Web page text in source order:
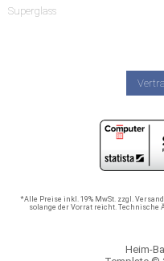
Superglass
*Alle Preise inkl. 19% MwSt. zzgl.
solange der Vorrat reicht.
Heim-